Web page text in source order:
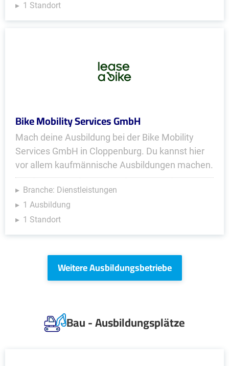
1 Standort
Bike Mobility Services GmbH
Mach deine Ausbildung bei der Bike Mobility
Services GmbH in Cloppenburg. Du kannst hier
vor allem kaufmännische Ausbildungen machen.
Branche: Dienstleistungen
1 Ausbildung
1 Standort
Weitere Ausbildungsbetriebe
Bau - Ausbildungsplätze